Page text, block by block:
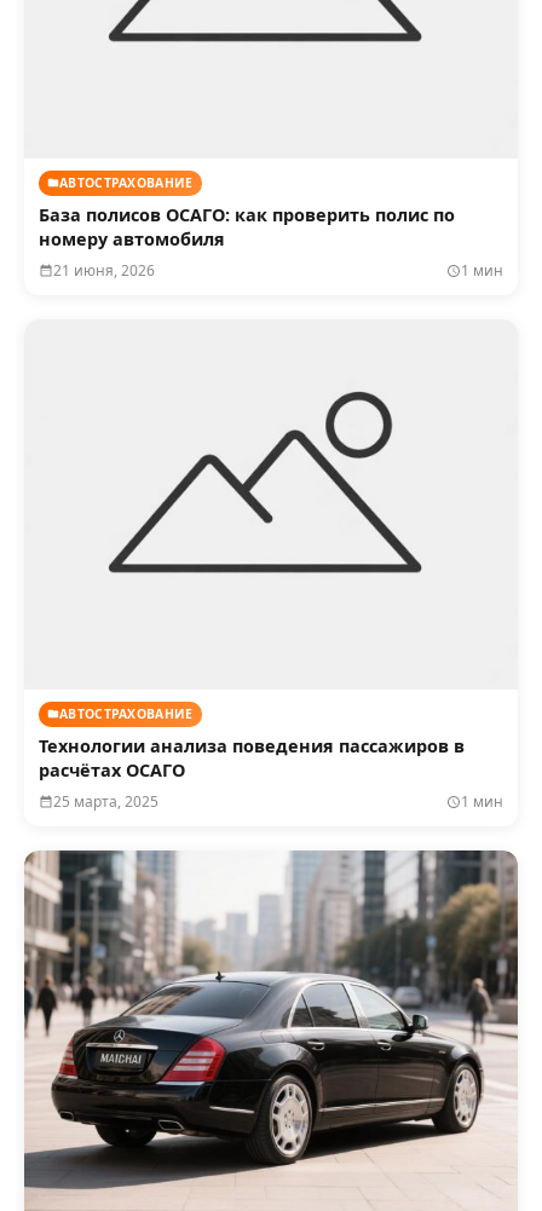
АВТОСТРАХОВАНИЕ
База полисов ОСАГО: как проверить полис по
номеру автомобиля
21 июня, 2026 1 мин
АВТОСТРАХОВАНИЕ
Технологии анализа поведения пассажиров в
расчётах ОСАГО
25 марта, 2025 1 мин